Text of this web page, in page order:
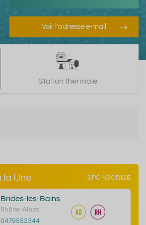
Voir l'adresse e-mail
Station thermale
la Une SPONSORISÉ
Brides-les-Bains
Rhône-Alpes
0479552344